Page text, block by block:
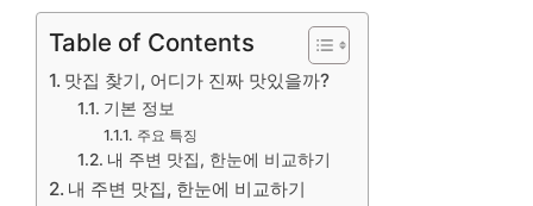
Table of Contents
맛집 찾기, 어디가 진짜 맛있을까?
기본 정보
주요 특징
내 주변 맛집, 한눈에 비교하기
내 주변 맛집, 한눈에 비교하기